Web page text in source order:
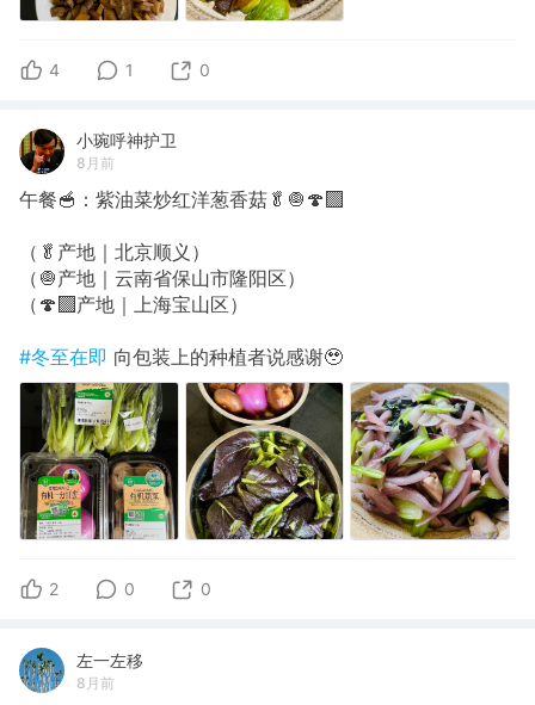
4 1 0
小琬呼神护卫
8月前
午餐🥣：紫油菜炒红洋葱香菇🥬🧅🍄‍🟫
（🥬产地｜北京顺义）
（🧅产地｜云南省保山市隆阳区）
（🍄‍🟫产地｜上海宝山区）
#冬至在即 向包装上的种植者说感谢🥹
2 0 0
左一左移
8月前